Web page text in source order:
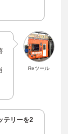
Reツール
テリーを2